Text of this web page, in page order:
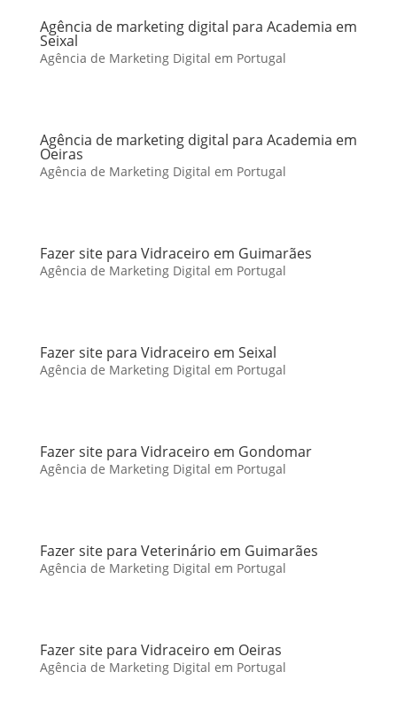
Agência de marketing digital para Academia em
Seixal
Agência de Marketing Digital em Portugal
Agência de marketing digital para Academia em
Oeiras
Agência de Marketing Digital em Portugal
Fazer site para Vidraceiro em Guimarães
Agência de Marketing Digital em Portugal
Fazer site para Vidraceiro em Seixal
Agência de Marketing Digital em Portugal
Fazer site para Vidraceiro em Gondomar
Agência de Marketing Digital em Portugal
Fazer site para Veterinário em Guimarães
Agência de Marketing Digital em Portugal
Fazer site para Vidraceiro em Oeiras
Agência de Marketing Digital em Portugal